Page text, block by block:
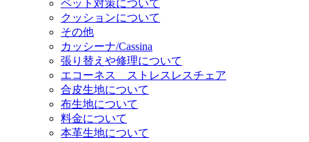
ペット対策について
クッションについて
その他
カッシーナ/Cassina
張り替えや修理について
エコーネス ストレスレスチェア
合皮生地について
布生地について
料金について
本革生地について